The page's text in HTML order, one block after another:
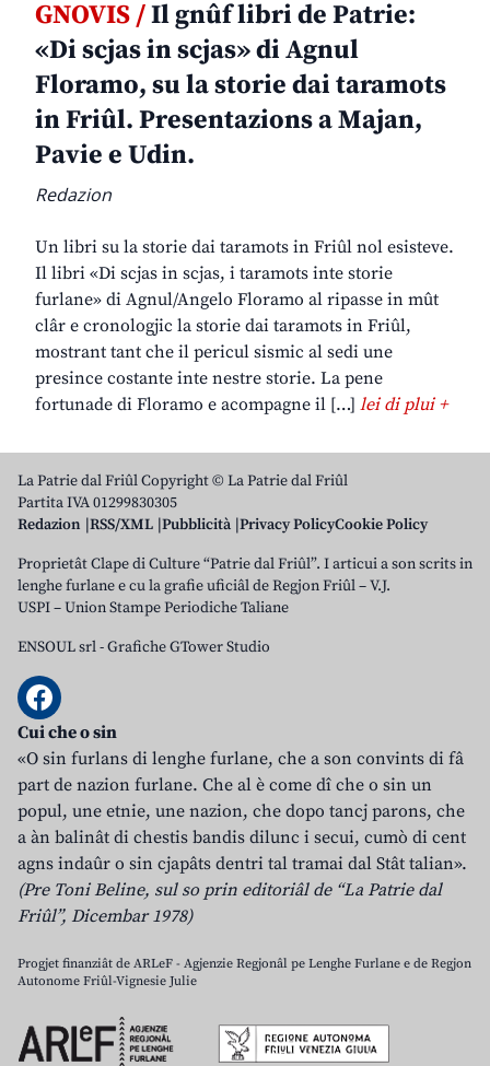
GNOVIS /Il gnûf libri de Patrie:
«Di scjas in scjas» di Agnul
Floramo, su la storie dai taramots
in Friûl. Presentazions a Majan,
Pavie e Udin.
Redazion
Un libri su la storie dai taramots in Friûl nol esisteve.
Il libri «Di scjas in scjas, i taramots inte storie
furlane» di Agnul/Angelo Floramo al ripasse in mût
clâr e cronologjic la storie dai taramots in Friûl,
mostrant tant che il pericul sismic al sedi une
presince costante inte nestre storie. La pene
fortunade di Floramo e acompagne il […] lei di plui +
La Patrie dal Friûl Copyright © La Patrie dal Friûl
Partita IVA 01299830305
Redazion RSS/XML Pubblicità Privacy PolicyCookie Policy
Proprietât Clape di Culture “Patrie dal Friûl”. I articui a son scrits in
lenghe furlane e cu la grafie uficiâl de Regjon Friûl – V.J.
USPI – Union Stampe Periodiche Taliane
ENSOUL srl-Grafiche GTower Studio
Cui che o sin
«O sin furlans di lenghe furlane, che a son convints di fâ
part de nazion furlane. Che al è come dî che o sin un
popul, une etnie, une nazion, che dopo tancj parons, che
a àn balinât di chestis bandis dilunc i secui, cumò di cent
agns indaûr o sin cjapâts dentri tal tramai dal Stât talian».
(Pre Toni Beline, sul so prin editoriâl de “La Patrie dal
Friûl”, Dicembar 1978)
Progjet finanziât de ARLeF - Agjenzie Regjonâl pe Lenghe Furlane e de Regjon
Autonome Friûl-Vignesie Julie